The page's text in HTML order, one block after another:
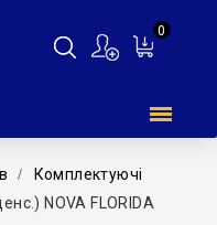
0
Комплектуючі
NOVA FLORIDA